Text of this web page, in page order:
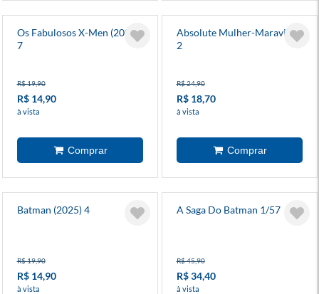
Os Fabulosos X-Men (2025)
7
R$ 19,90
R$ 14,90
à vista
Absolute Mulher-Maravilha
2
R$ 24,90
R$ 18,70
à vista
Batman (2025) 4
R$ 19,90
R$ 14,90
à vista
A Saga Do Batman 1/57
R$ 45,90
R$ 34,40
à vista